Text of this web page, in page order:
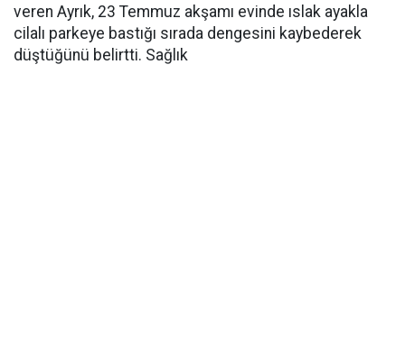
veren Ayrık, 23 Temmuz akşamı evinde ıslak ayakla
cilalı parkeye bastığı sırada dengesini kaybederek
düştüğünü belirtti. Sağlık